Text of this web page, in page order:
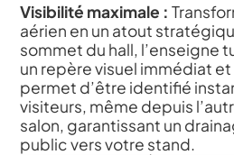
Visibilité maximale :
aérien en un atout
sommet du hall, l’enseigne
un repère visuel immédiat
permet d’être identifié
visiteurs, même depuis
salon, garantissant un
public vers votre stand.